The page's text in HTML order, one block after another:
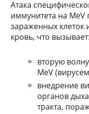
Атака
иммунитета на
зараженных клеток
кровь, что вызывает:
вторую
MeV
внедрение
органов
тракта,